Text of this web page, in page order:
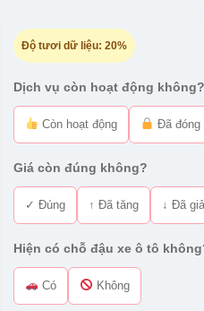
Độ tươi dữ liệu: 20%
Dịch vụ còn hoạt động không?
Còn hoạt động Đã đóng
Giá còn đúng không?
✓ Đúng ↑ Đã tăng ↓ Đã
Hiện có chỗ đậu xe ô tô
Có Không